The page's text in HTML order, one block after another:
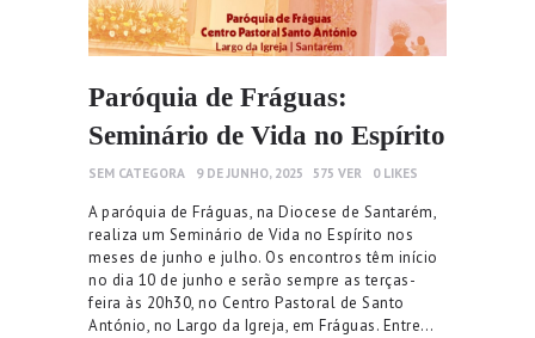
Paróquia de Fráguas:
Seminário de Vida no Espírito
SEM CATEGORA 9 DE JUNHO, 2025 575 VER 0 LIKES
A paróquia de Fráguas, na Diocese de Santarém,
realiza um Seminário de Vida no Espírito nos
meses de junho e julho. Os encontros têm início
no dia 10 de junho e serão sempre as terças-
feira às 20h30, no Centro Pastoral de Santo
António, no Largo da Igreja, em Fráguas. Entre…